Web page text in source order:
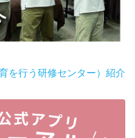
を行う研修センター）紹介